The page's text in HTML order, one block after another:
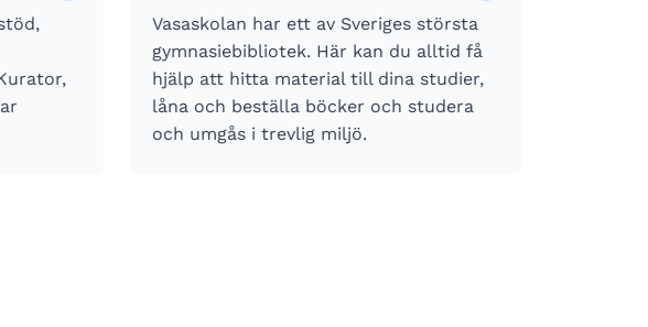
Vasaskolan har ett av Sveriges största
gymnasiebibliotek. Här kan du alltid få
hjälp att hitta material till dina studier,
låna och beställa böcker och studera
och umgås i trevlig miljö.